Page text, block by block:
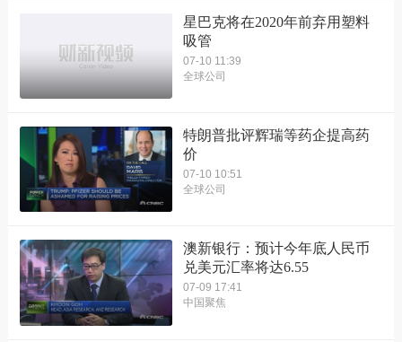
星巴克将在2020年前弃用塑料
吸管
07-10 11:39
全球公司
特朗普批评辉瑞等药企提高药
价
07-10 10:51
全球公司
澳新银行：预计今年底人民币
兑美元汇率将达6.55
07-09 17:41
中国聚焦